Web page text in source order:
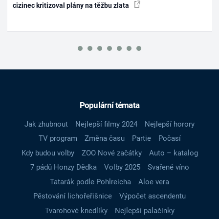
cizinec kritizoval plány na těžbu zlata
Populární témata
Jak zhubnout Nejlepší filmy 2024
Nejlepší horory
TV program
Změna času Partie
Počasí
Kdy budou volby
ZOO Nové začátky
Auto – katalog
7 pádů Honzy Dědka
Volby 2025
Svařené víno
Tatarák podle Pohlreicha
Aloe vera
Pěstování lichořeřišnice
Výpočet ascendentu
Tvarohové knedlíky
Nejlepší palačinky